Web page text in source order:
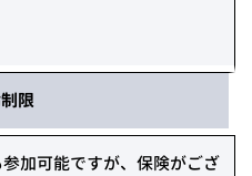
限
加可能ですが、保険がござ